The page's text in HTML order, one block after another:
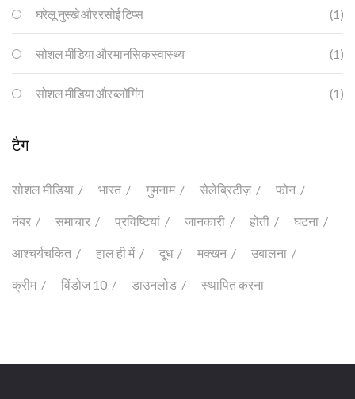
घरेलू नुस्खे और रसोई टिप्स (1)
सोशल मीडिया और मानसिक स्वास्थ्य (1)
सोशल मीडिया और ब्लॉगिंग (1)
टैग
सोशल मीडिया भारत गुमनाम सेलेब्रिटीज़ फोन
नंबर समाचार प्रविष्टियां जानकारी होती घटना
आश्चर्यचकित हाल ही में दूध मक्खन उबालना
क्रीम विंडोज 10 डाउनलोड स्थापित करना